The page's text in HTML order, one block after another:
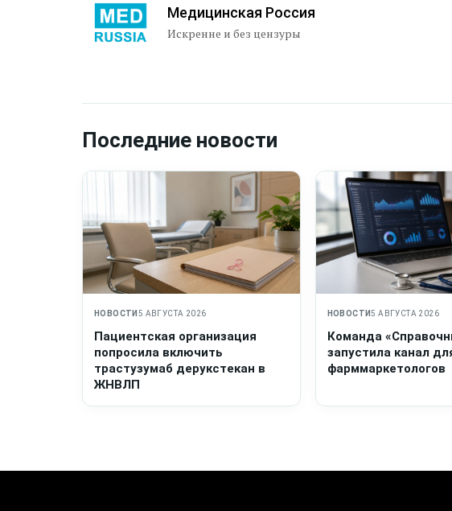
Медицинская Россия
Искренне и без цензуры
Последние новости
НОВОСТИ 5 АВГУСТА 2026
Пациентская организация
попросила включить
трастузумаб дерукстекан в
ЖНВЛП
НОВОСТИ5 АВГУСТА 2026
Команда
запустила канал
фарммаркетологов